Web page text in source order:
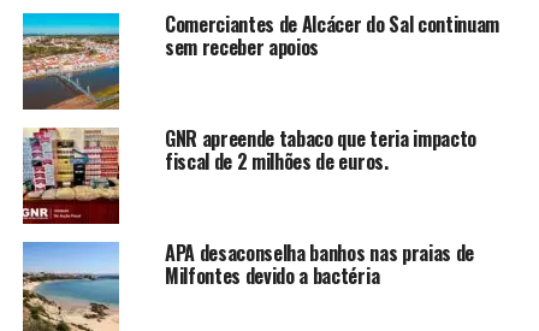
Comerciantes de Alcácer do Sal continuam
sem receber apoios
GNR apreende tabaco que teria impacto
fiscal de 2 milhões de euros.
APA desaconselha banhos nas praias de
Milfontes devido a bactéria